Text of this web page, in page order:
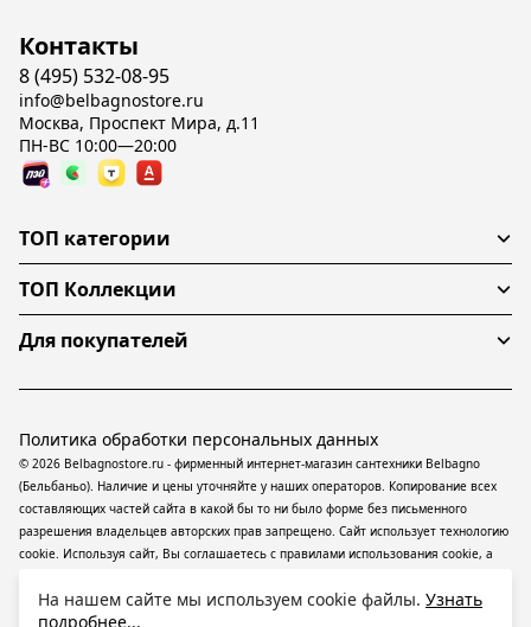
Контакты
8 (495) 532-08-95
info@belbagnostore.ru
Москва, Проспект Мира, д.11
ПН-ВС 10:00—20:00
ТОП категории
ТОП Коллекции
Для покупателей
© 2026 Belbagnostore.ru - фирменный интернет-магазин сантехники Belbagno
(Бельбаньо). Наличие и цены уточняйте у наших операторов. Копирование всех
составляющих частей сайта в какой бы то ни было форме без письменного
разрешения владельцев авторских прав запрещено. Сайт использует технологию
cookie. Используя сайт, Вы соглашаетесь с правилами использования cookie, а
ресурсе применяютсярекомендательные технологии(информационные
технологии предоставления информации на основе сбора, систематизации и
Политика обработки персональных данных
На нашем сайте мы используем cookie файлы. Узнать
подробнее...